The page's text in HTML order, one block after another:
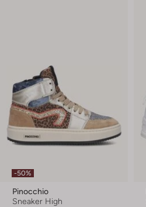
-50%
Pinocchio
Sneaker High